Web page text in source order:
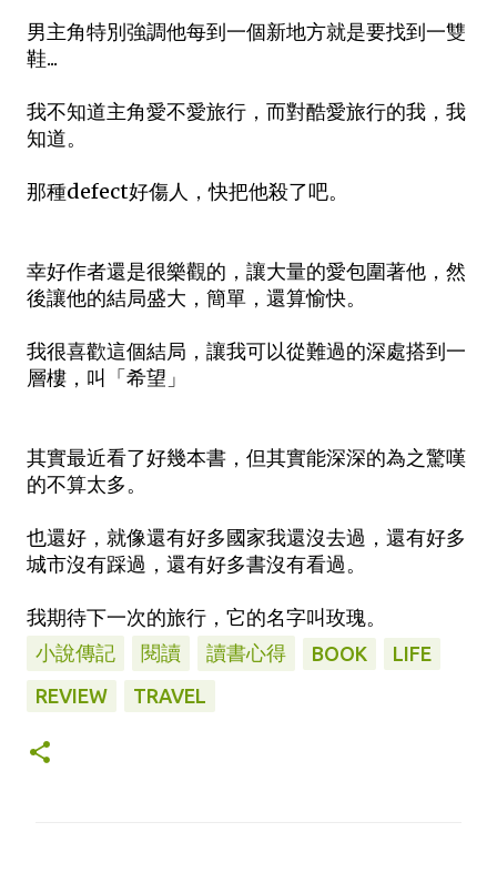
男主角特別強調他每到一個新地方就是要找到一雙
鞋...
我不知道主角愛不愛旅行，而對酷愛旅行的我，我
知道。
那種defect好傷人，快把他殺了吧。
幸好作者還是很樂觀的，讓大量的愛包圍著他，然
後讓他的結局盛大，簡單，還算愉快。
我很喜歡這個結局，讓我可以從難過的深處搭到一
層樓，叫「希望」
其實最近看了好幾本書，但其實能深深的為之驚嘆
的不算太多。
也還好，就像還有好多國家我還沒去過，還有好多
城市沒有踩過，還有好多書沒有看過。
我期待下一次的旅行，它的名字叫玫瑰。
小說傳記 閱讀 讀書心得 BOOK
LIFE
REVIEW
TRAVEL